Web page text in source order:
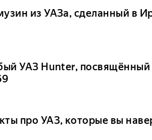
из УАЗа, сделанный в
УАЗ Hunter,
про УАЗ, которые вы